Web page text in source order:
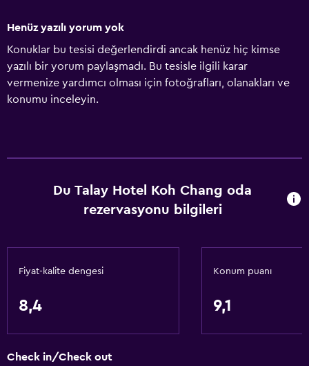
Henüz yazılı yorum yok
Konuklar bu tesisi değerlendirdi ancak henüz hiç kimse
yazılı bir yorum paylaşmadı. Bu tesisle ilgili karar
vermenize yardımcı olması için fotoğrafları, olanakları ve
konumu inceleyin.
Du Talay Hotel Koh Chang oda
rezervasyonu bilgileri
Fiyat-kalite dengesi
8,4
Konum puanı
9,1
Check in/Check out